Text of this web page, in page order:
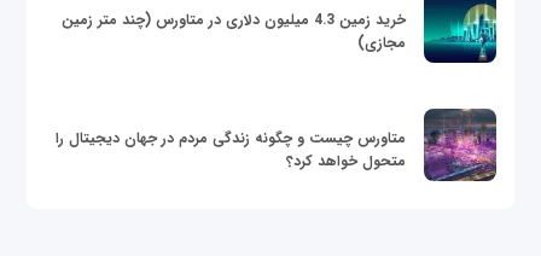
خرید زمین 4.3 میلیون دلاری در متاورس (چند متر زمین
مجازی)
متاورس چیست و چگونه زندگی مردم در جهان دیجیتال را
متحول خواهد کرد؟